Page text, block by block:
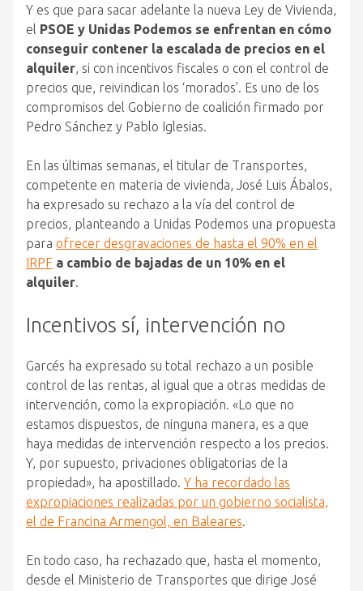
Y es que para sacar adelante la nueva Ley de Vivienda,
el PSOE y Unidas Podemos se enfrentan en cómo
conseguir contener la escalada de precios en el
alquiler, si con incentivos fiscales o con el control de
precios que, reivindican los ‘morados’. Es uno de los
compromisos del Gobierno de coalición firmado por
Pedro Sánchez y Pablo Iglesias.
En las últimas semanas, el titular de Transportes,
competente en materia de vivienda, José Luis Ábalos,
ha expresado su rechazo a la vía del control de
precios, planteando a Unidas Podemos una propuesta
para ofrecer desgravaciones de hasta el 90% en el
IRPF a cambio de bajadas de un 10% en el
alquiler.
Incentivos sí, intervención no
Garcés ha expresado su total rechazo a un posible
control de las rentas, al igual que a otras medidas de
intervención, como la expropiación. «Lo que no
estamos dispuestos, de ninguna manera, es a que
haya medidas de intervención respecto a los precios.
Y, por supuesto, privaciones obligatorias de la
propiedad», ha apostillado. Y ha recordado las
expropiaciones realizadas por un gobierno socialista,
el de Francina Armengol, en Baleares.
En todo caso, ha rechazado que, hasta el momento,
desde el Ministerio de Transportes que dirige José